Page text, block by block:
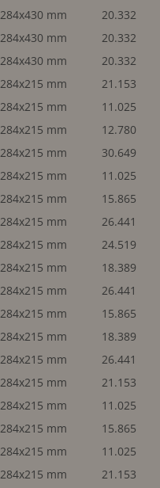
284x430 mm
20.332
284x430 mm
20.332
284x430 mm
20.332
284x215 mm
21.153
284x215 mm
11.025
284x215 mm
12.780
284x215 mm
30.649
284x215 mm
11.025
284x215 mm
15.865
284x215 mm
26.441
284x215 mm
24.519
284x215 mm
18.389
284x215 mm
26.441
284x215 mm
15.865
284x215 mm
18.389
284x215 mm
26.441
284x215 mm
21.153
284x215 mm
11.025
284x215 mm
15.865
284x215 mm
11.025
284x215 mm
21.153